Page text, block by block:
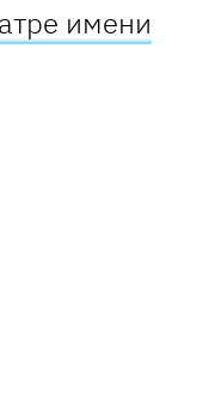
имени